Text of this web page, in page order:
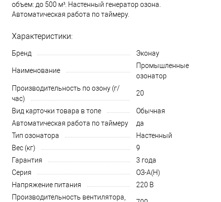
объем: до 500 м³. Настенный генератор озона.
Автоматическая работа по таймеру.
Характеристики:
Бренд Эконау
Наименование
Промышленные
озонатор
Производительность по озону (г/
час)
20
Вид карточки товара в топе
Обычная
Автоматическая работа по таймеру
да
Тип озонатора
Настенный
Вес (кг)
9
Гарантия
3 года
Серия
ОЗ-А(Н)
Напряжение питания
220 В
Производительность вентилятора,